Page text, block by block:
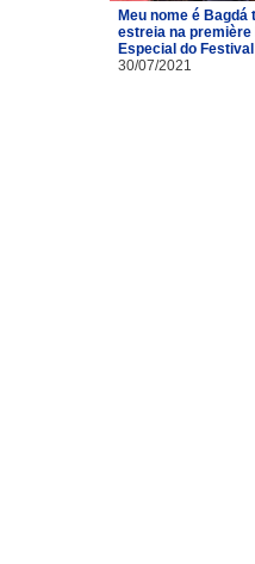
Meu nome é Bagdá
estreia na
Especial do
30/07/2021